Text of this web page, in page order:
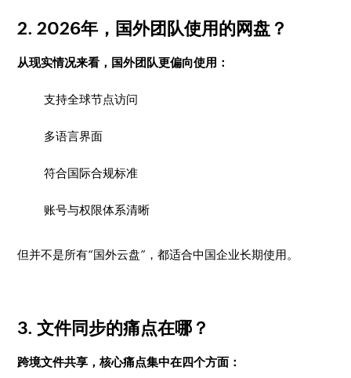
2. 2026年，国外团队使用的网盘？
从现实情况来看，国外团队更偏向使用：
支持全球节点访问
多语言界面
符合国际合规标准
账号与权限体系清晰
但并不是所有“国外云盘”，都适合中国企业长期使用。
3. 文件同步的痛点在哪？
跨境文件共享，核心痛点集中在四个方面：